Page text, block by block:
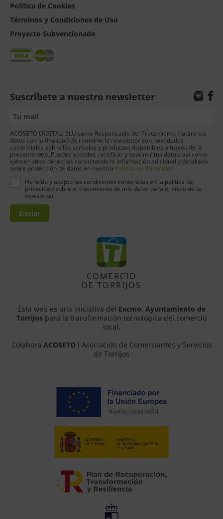
Política de Cookies
Términos y Condiciones de Uso
Proyecto Subvencionado
Suscríbete a nuestro newsletter
ACOSETO DIGITAL, SLU como Responsable del Tratamiento tratará tus
datos con la finalidad de remitirte la newsletter con novedades
comerciales sobre los servicios y productos disponibles a través de la
presente web. Puedes acceder, rectificar y suprimir tus datos, así como
ejercer otros derechos consultando la información adicional y detallada
sobre protección de datos en nuestra Política de Privacidad
He leído y acepto las condiciones contenidas en la política de
privacidad sobre el tratamiento de mis datos para el envío de la
newsletter.
Enviar
COMERCIO
DE TORRIJOS
Esta web es una iniciativa del Excmo. Ayuntamiento de
Torrijos para la transformación tecnológica del comercio
local.
Colabora ACOSETO l Asociación de Comerciantes y Servicios
de Torrijos